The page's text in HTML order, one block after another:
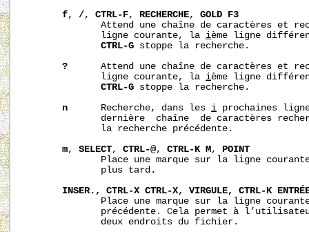
f, /, CTRL-F, RECHERCHE, GOLD F3
Attend une chaîne de caractères et
              ligne courante, la
ième ligne
CTRL-G stoppe la recherche.
?
Attend une chaîne de caractères et
              ligne courante, la
ième ligne
CTRL-G stoppe la recherche.
n
      Recherche, dans les
i prochaines
dernière  chaîne  de caractères
              la recherche précédente.
m, SELECT, CTRL-@, CTRL-K M, POINT
Place une marque sur la ligne
              plus tard.
INSER.,
CTRL-X CTRL-X, VIRGULE, CTRL-K
Place une marque sur la ligne
précédente. Cela permet à
              deux endroits du fichier.